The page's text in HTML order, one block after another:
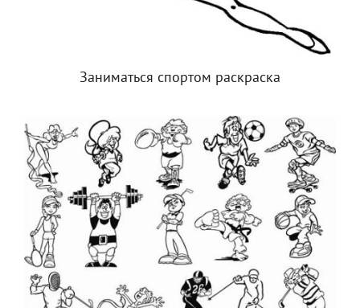
Заниматься спортом раскраска